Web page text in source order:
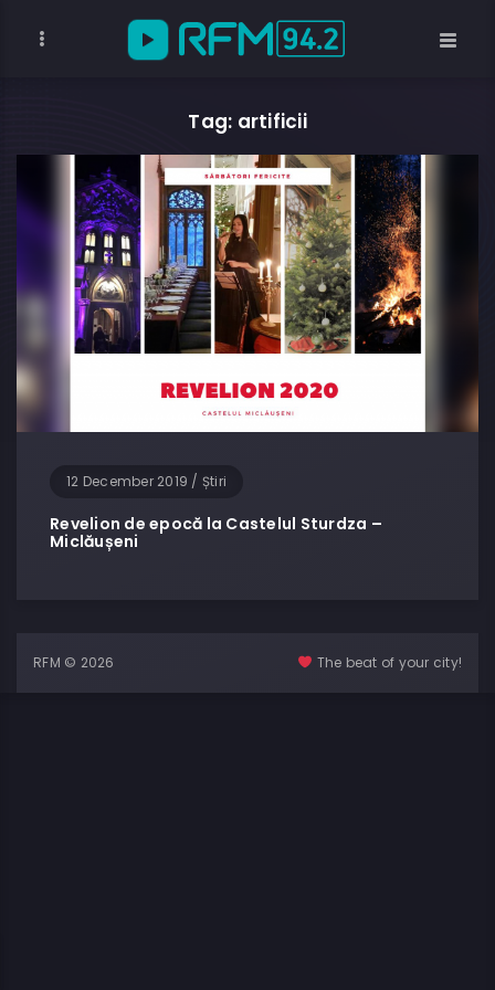
Tag: artificii
12 December 2019 / Știri
Revelion de epocă la Castelul Sturdza –
Miclăușeni
RFM © 2026 The beat of your city!